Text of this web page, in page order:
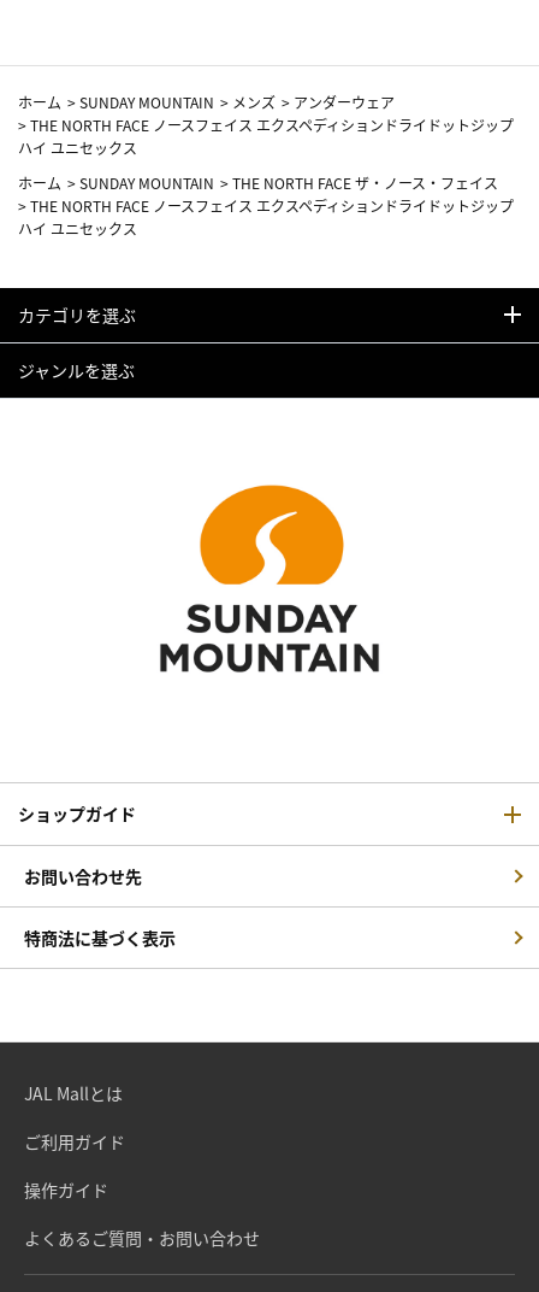
ホーム >SUNDAY MOUNTAIN > メンズ > アンダーウェア
>THE NORTH FACE ノースフェイス エクスペディションドライドットジップ
ハイ ユニセックス
ホーム >SUNDAY MOUNTAIN >THE NORTH FACE ザ・ノース・フェイス
>THE NORTH FACE ノースフェイス エクスペディションドライドットジップ
ハイ ユニセックス
カテゴリを選ぶ
ジャンルを選ぶ
ショップガイド
お問い合わせ先
特商法に基づく表示
JAL Mallとは
ご利用ガイド
操作ガイド
よくあるご質問・お問い合わせ